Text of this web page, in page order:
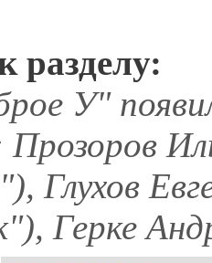
разделу:
У"
Глухов
Герке